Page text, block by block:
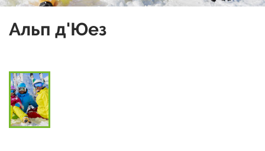
Альп д'Юез